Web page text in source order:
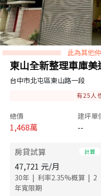
此為其他
東山全新整理車庫美
台中市北屯區東山路一段
有25 人
總價
1,468萬
建坪單
--
房貸試算 計算
47,721 元/月
30年 | 利率2.35%概算 | 2
年寬限期